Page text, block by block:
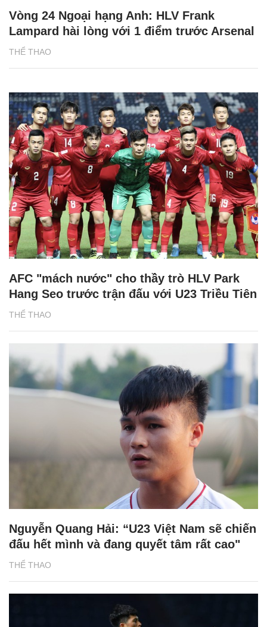
THỂ THAO
Vòng 24 Ngoại hạng Anh: HLV Frank
Lampard hài lòng với 1 điểm trước Arsenal
THỂ THAO
AFC "mách nước" cho thầy trò HLV Park
Hang Seo trước trận đấu với U23 Triều Tiên
THỂ THAO
Nguyễn Quang Hải: “U23 Việt Nam sẽ chiến
đấu hết mình và đang quyết tâm rất cao"